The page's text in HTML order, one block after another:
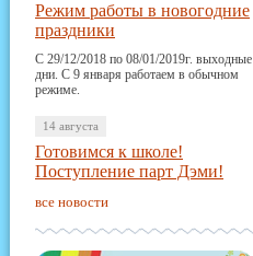
Режим работы в новогодние
праздники
С 29/12/2018 по 08/01/2019г. выходные
дни. С 9 января работаем в обычном
режиме.
14 августа
Готовимся к школе!
Поступление парт Дэми!
все новости